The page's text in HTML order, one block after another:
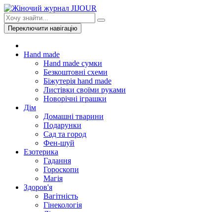
Переключити навігацію
Hand made
Hand made сумки
Безкоштовні схеми
Біжутерія hand made
Листівки своїми руками
Новорічні іграшки
Дім
Домашні тварини
Подарунки
Сад та город
Фен-шуй
Езотерика
Гадання
Гороскопи
Магія
Здоров'я
Вагітність
Гінекологія